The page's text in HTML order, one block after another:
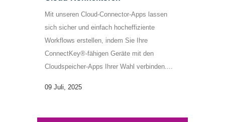
Mit unseren Cloud-Connector-Apps lassen
sich sicher und einfach hocheffiziente
Workflows erstellen, indem Sie Ihre
ConnectKey®-fähigen Geräte mit den
Cloudspeicher-Apps Ihrer Wahl verbinden....
09 Juli, 2025